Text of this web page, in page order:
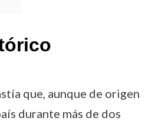
que, aunque de origen
durante más de dos